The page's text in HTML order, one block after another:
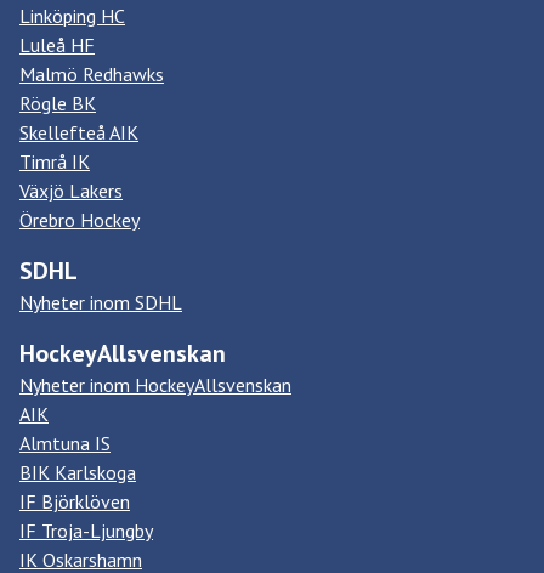
Linköping HC
Luleå HF
Malmö Redhawks
Rögle BK
Skellefteå AIK
Timrå IK
Växjö Lakers
Örebro Hockey
SDHL
Nyheter inom SDHL
HockeyAllsvenskan
Nyheter inom HockeyAllsvenskan
AIK
Almtuna IS
BIK Karlskoga
IF Björklöven
IF Troja-Ljungby
IK Oskarshamn